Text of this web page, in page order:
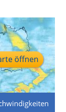
öffnen